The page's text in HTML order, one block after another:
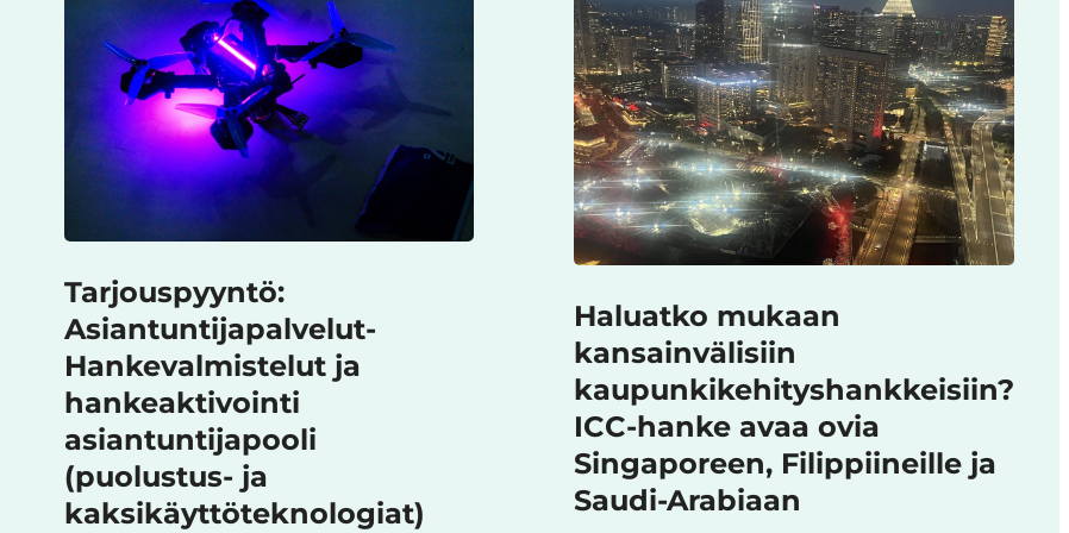
Tarjouspyyntö:
Asiantuntijapalvelut-
Hankevalmistelut ja
hankeaktivointi
asiantuntijapooli
(puolustus- ja
kaksikäyttöteknologiat)
Haluatko mukaan
kansainvälisiin
kaupunkikehityshankkeisiin?
ICC-hanke avaa ovia
Singaporeen, Filippiineille ja
Saudi-Arabiaan